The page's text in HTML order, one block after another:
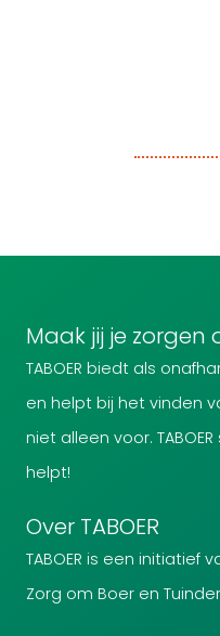
Maak jij je zorgen
TABOER biedt als
en helpt bij het vinden
niet alleen voor.
helpt!
Over TABOER
TABOER is een initiatief
Zorg om Boer en